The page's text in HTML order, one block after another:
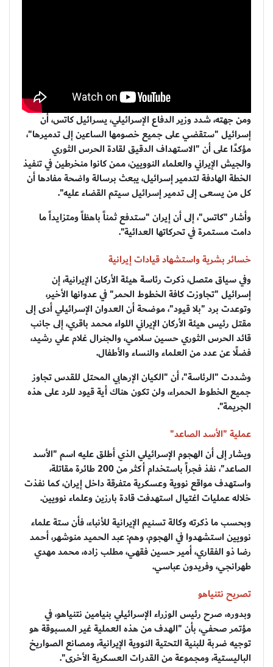
ومن جهته، شدد وزير الدفاع الإسرائيلي، يسرائيل كاتس، أن
إسرائيل "ستقضي على جميع خصومها الساعين إلى تدميرها"،
مؤكدًا على أن "الاستهداف الدقيق لقادة الحرس الثوري
والجيش الإيراني والعلماء النوويين، ممن كانوا منخرطين في تنفيذ
الخطة الهادفة لتدمير إسرائيل، يبعث برسالة واضحة مفادها أن
كل من يسعى إلى تدمير إسرائيل سيتم القضاء عليه".
وأشار "كاتس"، إلى أن إيران "ستدفع ثمناً باهظاً ومتزايداً ما
دامت مستمرة في تحركاتها العدائية".
خسائر بشرية واستشهاد قيادات إيرانية
وفي سياق متصل، ذكرت رئاسة هيئة الأركان الإيرانية، إن
إسرائيل "تجاوزت كافة الخطوط الحمر" في عدوانها الأخير،
وتوعدت برد "بلا قيود"، موضحة أن العدوان الإسرائيلي أدى إلى
مقتل رئيس هيئة الأركان الإيراني اللواء محمد باقري، إلى جانب
قائد الحرس الثوري حسين سلامي، والجنرال غلام علي رشيد،
فضلًا عن عدد من العلماء والنساء والأطفال.
وشددت "الرئاسة"، أن "الكيان الإرهابي المحتل للقدس تجاوز
جميع الخطوط الحمراء، ولن تكون هناك أية قيود للرد على هذه
الجريمة".
عملية "الأسد الصاعد"
ويشار إلى أن الهجوم الإسرائيلي الذي أطلق عليه اسم "الأسد
الصاعد"، نفذ فجراً باستخدام أكثر من 200 طائرة مقاتلة،
واستهدف مواقع نووية وعسكرية متفرقة داخل إيران، كما نفذت
خلاله عمليات اغتيال استهدفت قادة بارزين وعلماء نوويين.
وبحسب ما ذكرته وكالة تسنيم الإيرانية للأنباء، فأن ستة علماء
نوويين استشهدوا في الهجوم، وهم: عبد الحميد منوشهر، أحمد
رضا ذو الفقاري، أمير حسين فقهي، مطلب زاده، محمد مهدي
طهرانجي، وفريدون عباسي.
تصريح نتنياهو
وبدوره، صرح رئيس الوزراء الإسرائيلي بنيامين نتنياهو، في
مؤتمر صحفي، بأن "الهدف من هذه العملية غير المسبوقة هو
توجيه ضربة للبنية التحتية النووية الإيرانية، ومصانع الصواريخ
الباليستية، ومجموعة من القدرات العسكرية الأخرى".